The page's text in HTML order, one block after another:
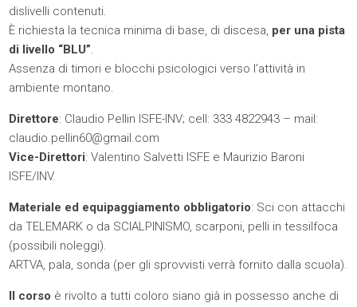
dislivelli contenuti.
È richiesta la tecnica minima di base, di discesa, per una pista
di livello “BLU”.
Assenza di timori e blocchi psicologici verso l’attività in
ambiente montano.
Direttore: Claudio Pellin ISFE-INV; cell: 333 4822943 – mail:
claudio.pellin60@gmail.com
Vice-Direttori: Valentino Salvetti ISFE e Maurizio Baroni
ISFE/INV.
Materiale ed equipaggiamento obbligatorio: Sci con attacchi
da TELEMARK o da SCIALPINISMO, scarponi, pelli in tessilfoca
(possibili noleggi).
ARTVA, pala, sonda (per gli sprovvisti verrà fornito dalla scuola).
Il corso è rivolto a tutti coloro siano già in possesso anche di